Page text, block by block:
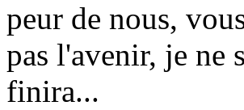
peur de nous,
pas l'avenir, je ne
finira...